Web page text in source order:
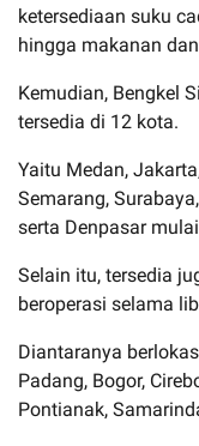
ketersediaan suku
hingga makanan
Kemudian, Bengkel
tersedia di 12 kota.
Yaitu Medan,
Semarang,
serta Denpasar
Selain itu, tersedia
beroperasi selama
Diantaranya
Padang, Bogor,
Pontianak,